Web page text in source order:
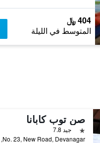
404 ﷼
المتوسط في الليلة
صن توب كابانا
نجمة واحدة
جيد 7.8